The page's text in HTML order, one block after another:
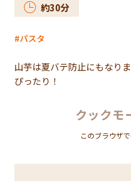
約30分
パスタ
山芋は夏バテ防止にもなり
ぴったり！
クックモ
このブラウザ